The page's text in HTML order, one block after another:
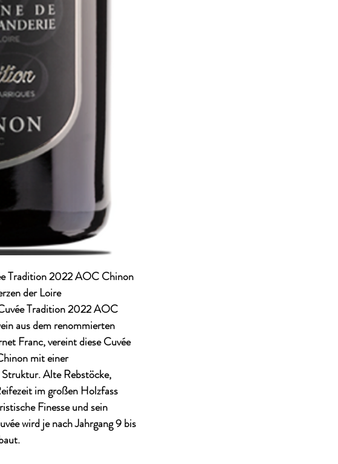
Tradition 2022 AOC Chinon
der Loire
Tradition 2022 AOC
aus dem renommierten
Franc, vereint diese Cuvée
mit einer
Alte Rebstöcke,
im großen Holzfass
Finesse und sein
wird je nach Jahrgang9 bis